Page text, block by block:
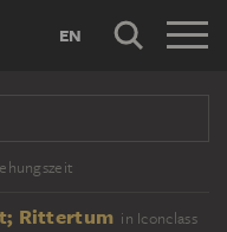
EN
Rittertum in Iconclass